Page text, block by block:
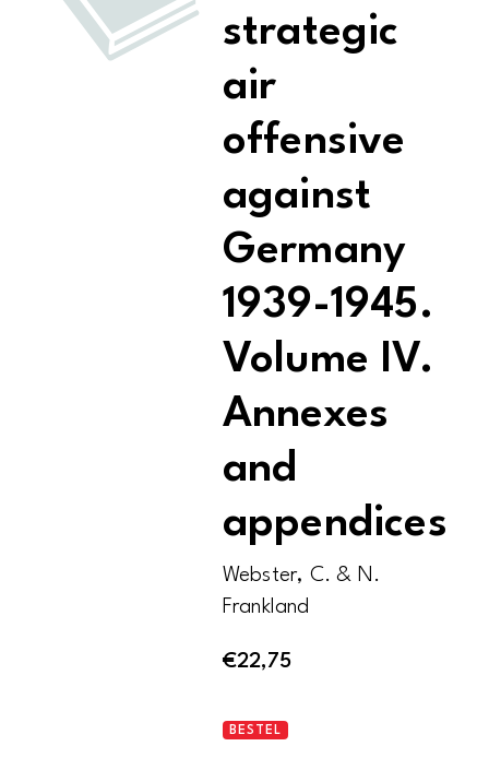
strategic
air
offensive
against
Germany
1939-1945.
Volume IV.
Annexes
and
appendices
Webster, C. & N.
Frankland
€22,75
The
BESTEL